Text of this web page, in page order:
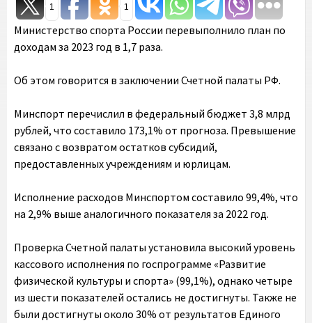
1 1
Министерство спорта России перевыполнило план по
доходам за 2023 год в 1,7 раза.
Об этом говорится в заключении Счетной палаты РФ.
Минспорт перечислил в федеральный бюджет 3,8 млрд
рублей, что составило 173,1% от прогноза. Превышение
связано с возвратом остатков субсидий,
предоставленных учреждениям и юрлицам.
Исполнение расходов Минспортом составило 99,4%, что
на 2,9% выше аналогичного показателя за 2022 год.
Проверка Счетной палаты установила высокий уровень
кассового исполнения по госпрограмме «Развитие
физической культуры и спорта» (99,1%), однако четыре
из шести показателей остались не достигнуты. Также не
были достигнуты около 30% от результатов Единого